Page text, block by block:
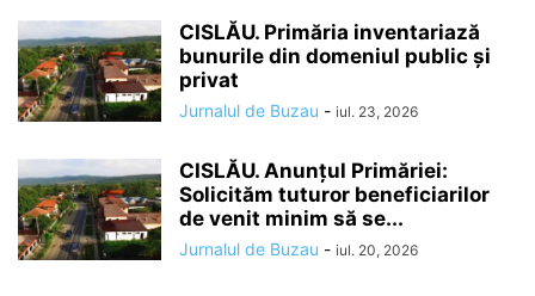
CISLĂU. Primăria inventariază
bunurile din domeniul public și
privat
Jurnalul de Buzau - iul. 23, 2026
CISLĂU. Anunțul Primăriei:
Solicităm tuturor beneficiarilor
de venit minim să se...
Jurnalul de Buzau - iul. 20, 2026